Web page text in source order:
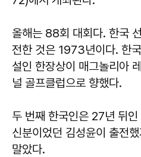
올해는 88회 대회다. 한국
전한 것은 1973년이다. 한
설인 한장상이 매그놀리아
널 골프클럽으로 향했다.
두 번째 한국인은 27년 뒤
신분이었던 김성윤이 출전
말았다.